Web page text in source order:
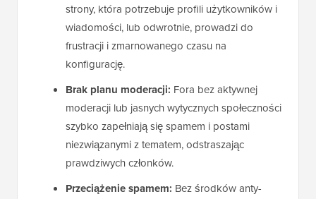
strony, która potrzebuje profili użytkowników i
wiadomości, lub odwrotnie, prowadzi do
frustracji i zmarnowanego czasu na
konfigurację.
Brak planu moderacji: Fora bez aktywnej
moderacji lub jasnych wytycznych społeczności
szybko zapełniają się spamem i postami
niezwiązanymi z tematem, odstraszając
prawdziwych członków.
Przeciążenie spamem: Bez środków anty-